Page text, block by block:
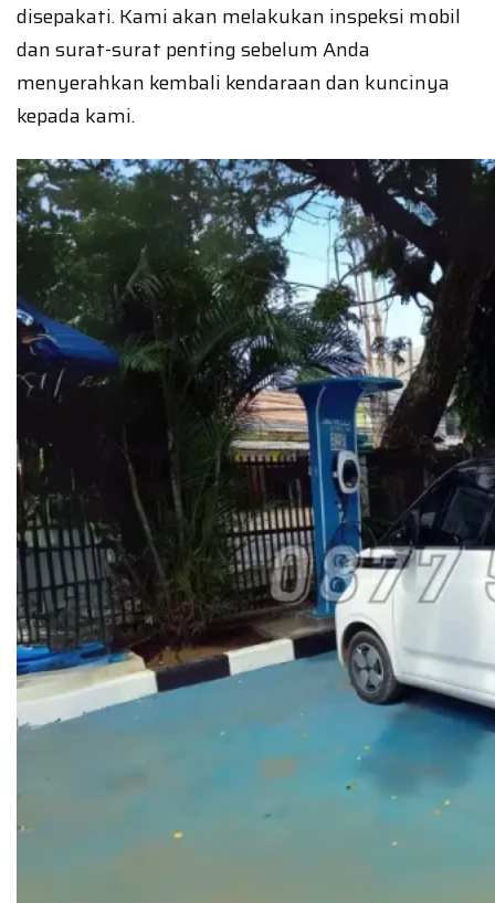
disepakati. Kami akan melakukan inspeksi mobil
dan surat-surat penting sebelum Anda
menyerahkan kembali kendaraan dan kuncinya
kepada kami.